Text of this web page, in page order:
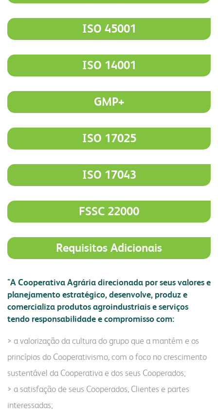
ISO 45001
ISO 14001
GMP+
ISO 17025
ISO 17043
FSSC 22000
Requisitos Adicionais
"A Cooperativa Agrária direcionada por seus valores e
planejamento estratégico, desenvolve, produz e
comercializa produtos agroindustriais e serviços
tendo responsabilidade e compromisso com:
> a valorização da cultura do grupo que a mantém e os
princípios do Cooperativismo, com o foco no crescimento
sustentável da Cooperativa e dos seus Cooperados;
> a satisfação de seus Cooperados, Clientes e partes
interessadas;